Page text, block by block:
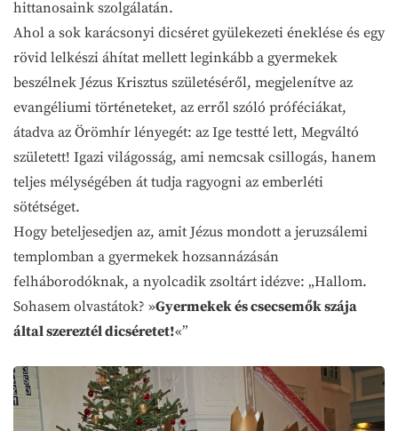
hittanosaink szolgálatán.
Ahol a sok karácsonyi dicséret gyülekezeti éneklése és egy
rövid lelkészi áhítat mellett leginkább a gyermekek
beszélnek Jézus Krisztus születéséről, megjelenítve az
evangéliumi történeteket, az erről szóló próféciákat,
átadva az Örömhír lényegét: az Ige testté lett, Megváltó
született! Igazi világosság, ami nemcsak csillogás, hanem
teljes mélységében át tudja ragyogni az emberléti
sötétséget.
Hogy beteljesedjen az, amit Jézus mondott a jeruzsálemi
templomban a gyermekek hozsannázásán
felháborodóknak, a nyolcadik zsoltárt idézve: „Hallom.
Sohasem olvastátok? »Gyermekek és csecsemők szája
által szereztél dicséretet!«”